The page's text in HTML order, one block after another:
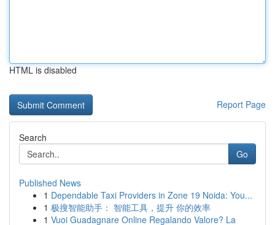
HTML is disabled
Report Page
Search
Go
Published News
1 Dependable Taxi Providers in Zone 19 Noida: You...
1 极搜智能助手： 智能工具，提升 你的效率
1 Vuoi Guadagnare Online Regalando Valore? La